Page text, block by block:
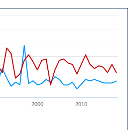
2000 2010